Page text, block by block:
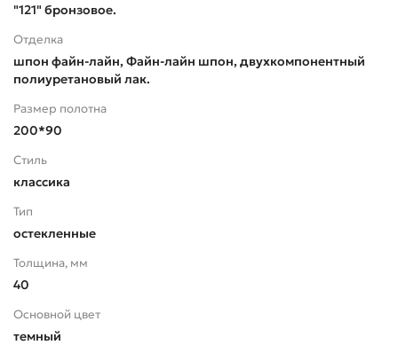
"121" бронзовое.
Отделка
шпон файн-лайн, Файн-лайн шпон, двухкомпонентный
полиуретановый лак.
Размер полотна
200*90
Стиль
классика
Тип
остекленные
Толщина, мм
40
Основной цвет
темный